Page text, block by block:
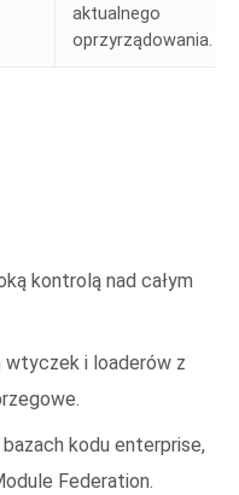
aktualnego
oprzyrządowania.
kontrolą nad całym
wtyczek i loaderów z
kodu enterprise,
Federation.